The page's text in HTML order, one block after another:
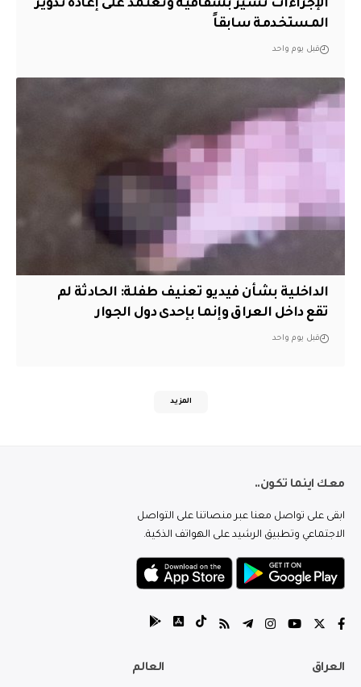
الإجراءات تسير بشفافية ونعتمد على إعادة تدوير
المستخدمة سابقاً
قبل يوم واحد
الداخلية بشأن فيديو تعنيف طفلة: الحادثة لم
تقع داخل العراق وإنما بإحدى دول الجوار
قبل يوم واحد
المزيد
معك اينما تكون..
ابقى على تواصل معنا عبر منصاتنا على التواصل
الاجتماعي وتطبيق الرشيد على الهواتف الذكية.
العراق العالم